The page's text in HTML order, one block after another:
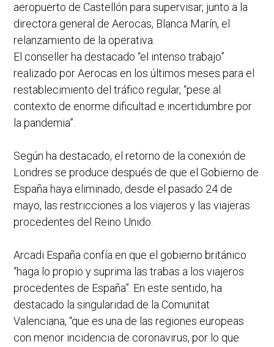
aeropuerto de Castellón para supervisar, junto a la
directora general de Aerocas, Blanca Marín, el
relanzamiento de la operativa.
El conseller ha destacado “el intenso trabajo”
realizado por Aerocas en los últimos meses para el
restablecimiento del tráfico regular, “pese al
contexto de enorme dificultad e incertidumbre por
la pandemia”.
Según ha destacado, el retorno de la conexión de
Londres se produce después de que el Gobierno de
España haya eliminado, desde el pasado 24 de
mayo, las restricciones a los viajeros y las viajeras
procedentes del Reino Unido.
Arcadi España confía en que el gobierno británico
“haga lo propio y suprima las trabas a los viajeros
procedentes de España”. En este sentido, ha
destacado la singularidad de la Comunitat
Valenciana, “que es una de las regiones europeas
con menor incidencia de coronavirus, por lo que